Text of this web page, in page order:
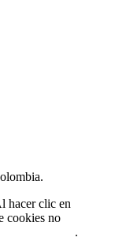
hacer clic en
cookies no
.